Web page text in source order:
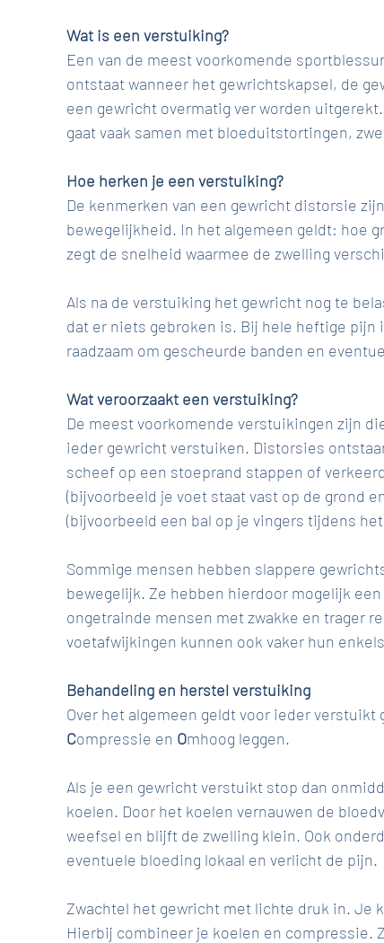
Wat is een verstuiking?
Een van de meest voorkomende
ontstaat wanneer het gewrichtskapsel, de
een gewricht overmatig ver worden
gaat vaak samen met bloeduitstortingen,
Hoe herken je een verstuiking?
De kenmerken van een gewricht distorsie
bewegelijkheid. In het algemeen geldt: hoe
zegt de snelheid waarmee de zwelling
Als na de verstuiking het gewricht nog te
dat er niets gebroken is. Bij hele heftige
raadzaam om gescheurde banden en
Wat veroorzaakt een verstuiking?
De meest voorkomende verstuikingen zijn
ieder gewricht verstuiken. Distorsies
scheef op een stoeprand stappen of
(bijvoorbeeld je voet staat vast op de grond
(bijvoorbeeld een bal op je vingers tijdens
Sommige mensen hebben slappere
bewegelijk. Ze hebben hierdoor mogelijk
ongetrainde mensen met zwakke en trager
voetafwijkingen kunnen ook vaker hun
Behandeling en herstel verstuiking
Over het algemeen geldt voor ieder verstuikt
Compressie en Omhoog leggen.
Als je een gewricht verstuikt stop dan
koelen. Door het koelen vernauwen de
weefsel en blijft de zwelling klein. Ook
eventuele bloeding lokaal en verlicht de pijn.
Zwachtel het gewricht met lichte druk in. Je
Hierbij combineer je koelen en compressie.